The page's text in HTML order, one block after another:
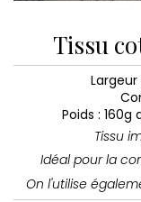
Tissu
Largeur
Poids :
Tissu
Idéal pour la
On l'utilise